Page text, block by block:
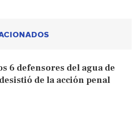
6 defensores del agua de
de la acción penal